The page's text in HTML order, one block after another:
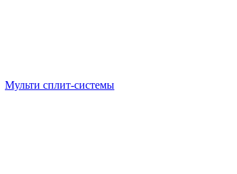
Мульти сплит-системы